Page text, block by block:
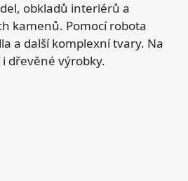
obkladů interiérů a
kamenů. Pomocí robota
a další komplexní tvary. Na
dřevěné výrobky.